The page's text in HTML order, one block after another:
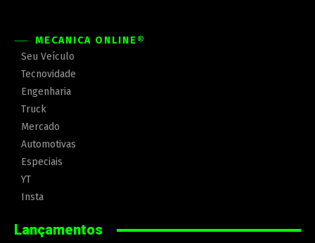
MECÂNICA ONLINE®
Seu Veículo
Tecnovidade
Engenharia
Truck
Mercado
Automotivas
Especiais
YT
Insta
Lançamentos